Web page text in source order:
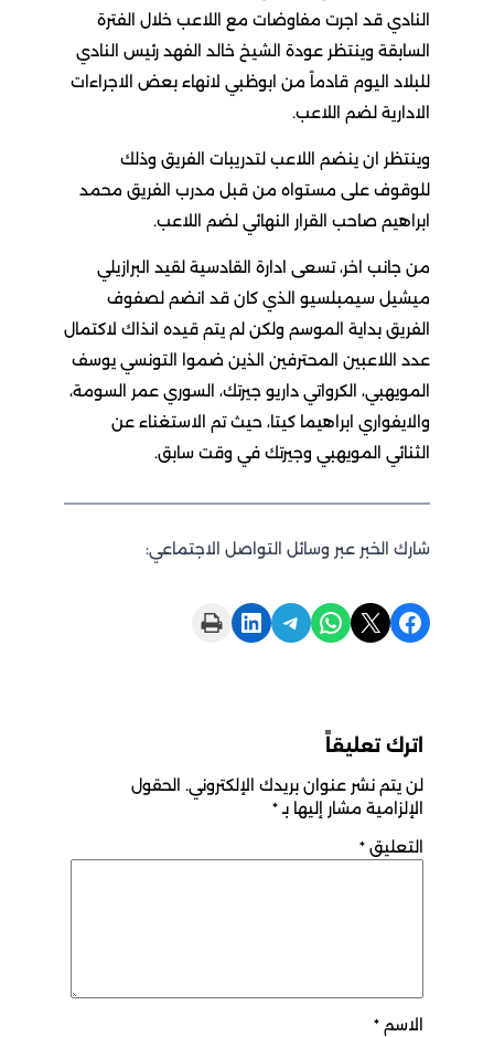
النادي قد اجرت مفاوضات مع اللاعب خلال الفترة
السابقة وينتظر عودة الشيخ خالد الفهد رئيس النادي
للبلاد اليوم قادماً من ابوظبي لانهاء بعض الاجراءات
الادارية لضم اللاعب.
وينتظر ان ينضم اللاعب لتدريبات الفريق وذلك
للوقوف على مستواه من قبل مدرب الفريق محمد
ابراهيم صاحب القرار النهائي لضم اللاعب.
من جانب اخر، تسعى ادارة القادسية لقيد البرازيلي
ميشيل سيمبلسيو الذي كان قد انضم لصفوف
الفريق بداية الموسم ولكن لم يتم قيده انذاك لاكتمال
عدد اللاعبين المحترفين الذين ضموا التونسي يوسف
المويهبي، الكرواتي داريو جيرتك، السوري عمر السومة،
والايفواري ابراهيما كيتا، حيث تم الاستغناء عن
الثنائي المويهبي وجيرتك في وقت سابق.
شارك الخبر عبر وسائل التواصل الاجتماعي:
Share on X
Share on WhatsApp
Share on Telegram
Share on LinkedIn
Print this Page
اترك تعليقاً
لن يتم نشر عنوان بريدك الإلكتروني. الحقول
الإلزامية مشار إليها بـ*
التعليق*
الاسم*